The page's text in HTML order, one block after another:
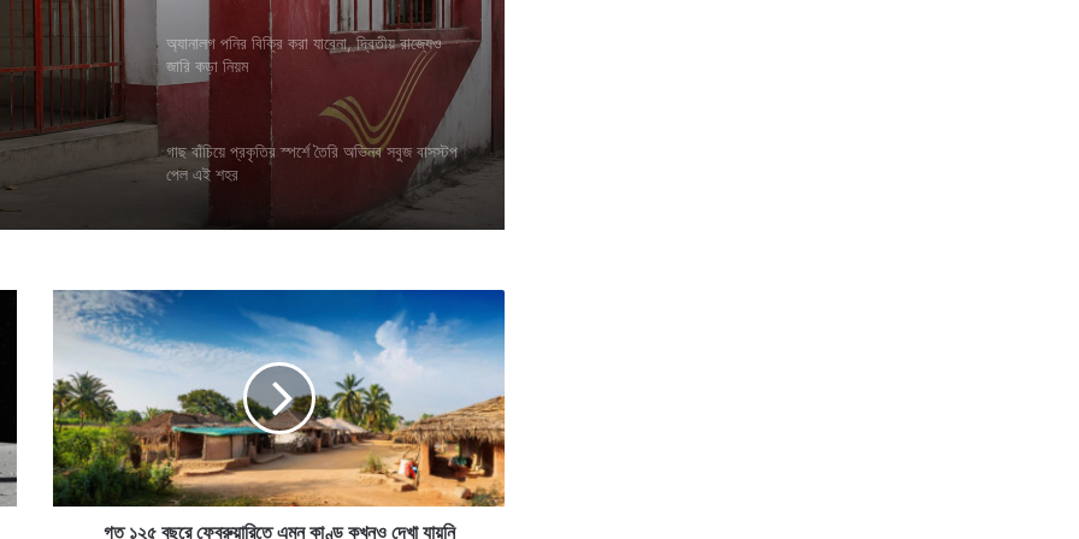
অ্যানালগ পনির বিক্রি করা যাবেনা, দ্বিতীয় রাজ্যেও
জারি কড়া নিয়ম
গাছ বাঁচিয়ে প্রকৃতির স্পর্শে তৈরি অভিনব সবুজ বাসস্টপ
পেল এই শহর
২
৫
ব
ছ
রে
ফে
গত ১২৫ বছরে ফেব্রুয়ারিতে এমন কাণ্ড কখনও দেখা যায়নি